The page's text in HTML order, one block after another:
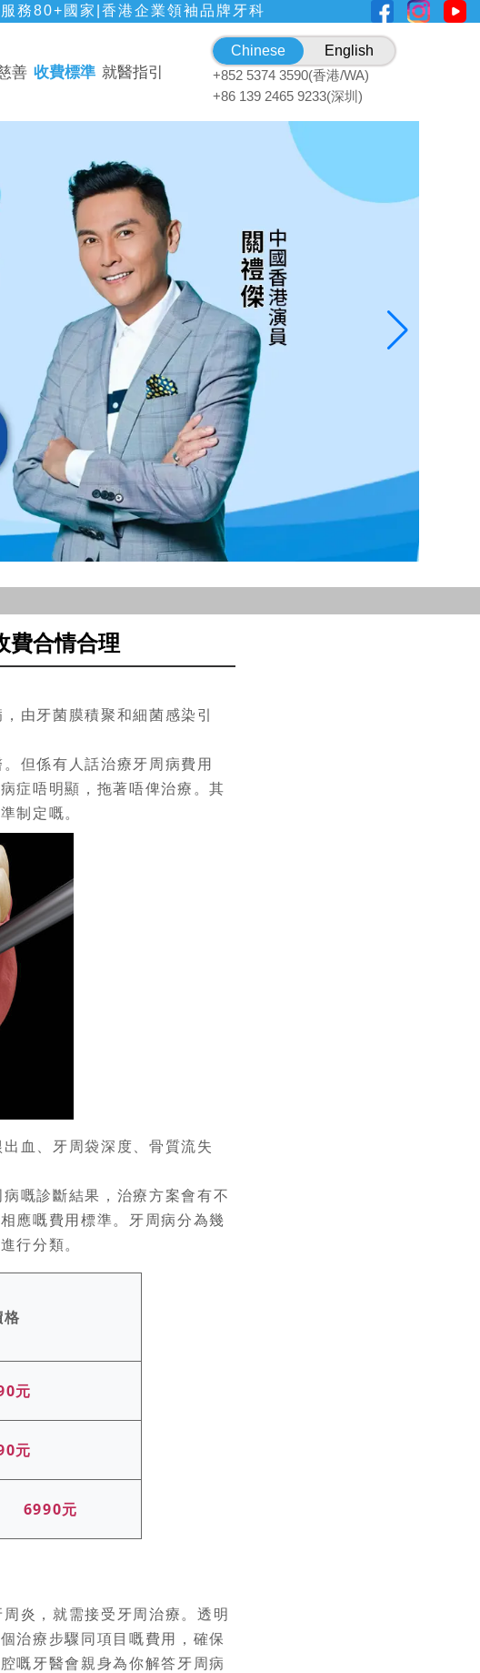
務80+國家|香港企業領袖品牌牙科
善 收費標準 就醫指引
Chinese
English
+852 5374 3590(香港/WA)
+86 139 2465 9233(深圳)
費合情合理
牙菌膜積聚和細菌感染引
但係有人話治療牙周病費用
症唔明顯，拖著唔俾治療。其
制定嘅。
血、牙周袋深度、骨質流失
嘅診斷結果，治療方案會有不
應嘅費用標準。牙周病分為幾
行分類。
格
元
元
6990元
炎，就需接受牙周治療。透明
治療步驟同項目嘅費用，確保
嘅牙醫會親身為你解答牙周病